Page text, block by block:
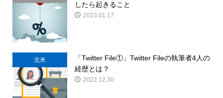
したら起きること
2023.01.17
北米
「Twitter File①」Twitter Fileの執筆者4人の
経歴とは？
2022.12.30